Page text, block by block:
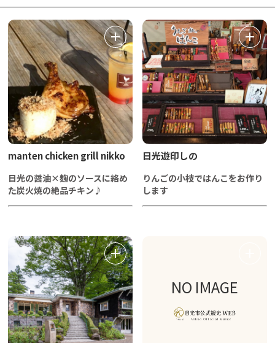
manten chicken grill nikko
日光の醤油×麹のソースに絡め
た炭火焼の絶品チキン♪
日光遊印しの
りんごの小枝ではんこをお作り
します
NO IMAGE